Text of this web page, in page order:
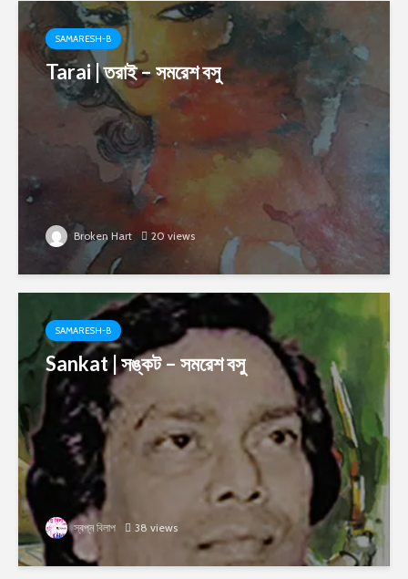
SAMARESH-B
Tarai | তরাই – সমরেশ বসু
Broken Hart 20 views
SAMARESH-B
Sankat | সঙ্কট – সমরেশ বসু
স্বপ্ন বিলাপ 38 views